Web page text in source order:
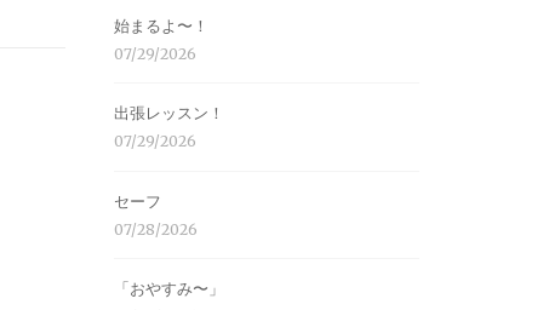
始まるよ〜！
07/29/2026
出張レッスン！
07/29/2026
セーフ
07/28/2026
「おやすみ〜」